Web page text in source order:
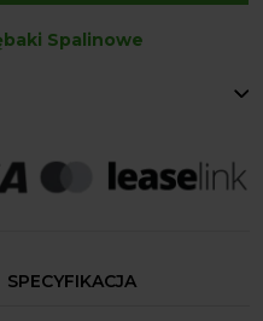
Spalinowe
indywidualnie
od produktu.
SPECYFIKACJA